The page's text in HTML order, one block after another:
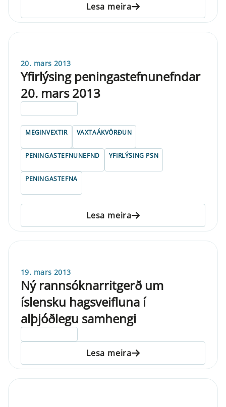
Lesa meira
20. mars 2013
Yfirlýsing peningastefnunefndar
20. mars 2013
MEGINVEXTIR VAXTAÁKVÖRÐUN
PENINGASTEFNUNEFND YFIRLÝSING PSN
PENINGASTEFNA
Lesa meira
19. mars 2013
Ný rannsóknarritgerð um
íslensku hagsveifluna í
alþjóðlegu samhengi
Lesa meira